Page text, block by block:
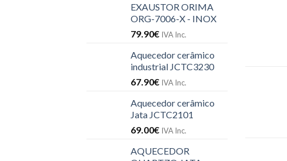
EXAUSTOR ORIMA
ORG-7006-X - INOX
79.90€ IVA Inc.
Aquecedor cerâmico
industrial JCTC3230
67.90€ IVA Inc.
Aquecedor cerâmico
Jata JCTC2101
69.00€ IVA Inc.
AQUECEDOR